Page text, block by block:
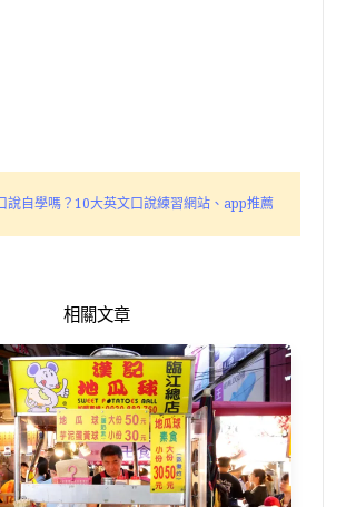
說自學嗎？10大英文口說練習網站、app推薦
相關文章